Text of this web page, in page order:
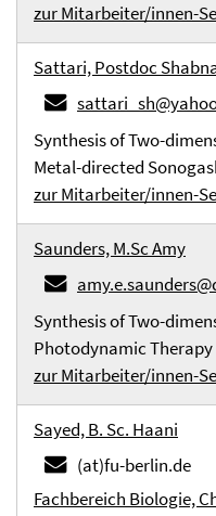
zur Mitarbeiter/innen-
Sattari, Postdoc
Synthesis of Two-
Metal-directed
zur Mitarbeiter/innen-
Saunders, M.Sc Amy
Synthesis of Two-
Photodynamic Therapy
zur Mitarbeiter/innen-
Sayed, B. Sc. Haani
(at)fu-berlin.de
Fachbereich Biologie,